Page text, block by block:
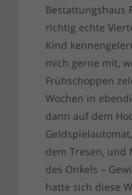
Bestattungshaus
richtig echte
Kind
mich gerne mit,
Frühschoppen
Wochen in
dann auf dem
dem Tresen, und
des Onkels –
hatte sich diese